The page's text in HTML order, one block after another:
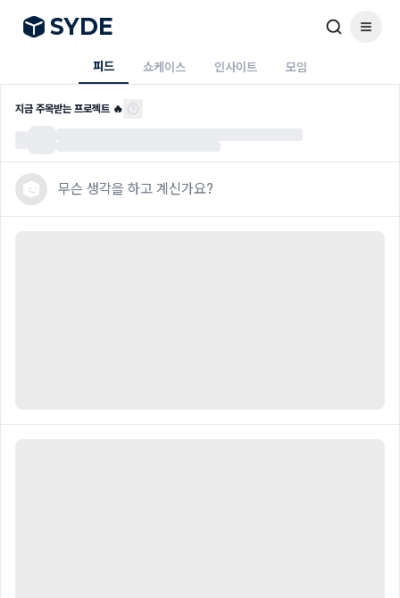
SYDE
피드 쇼케이스 인사이트 모임
지금 주목받는 프로젝트 🔥
무슨 생각을 하고 계신가요?